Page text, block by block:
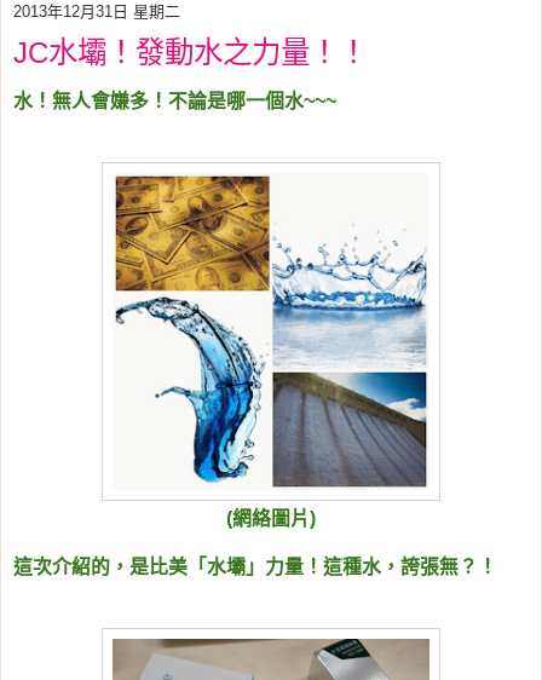
2013年12月31日 星期二
JC水壩！發動水之力量！！
水！無人會嫌多！不論是哪一個水~~~
(網絡圖片)
這次介紹的，是比美「水壩」力量！這種水，誇張無？！